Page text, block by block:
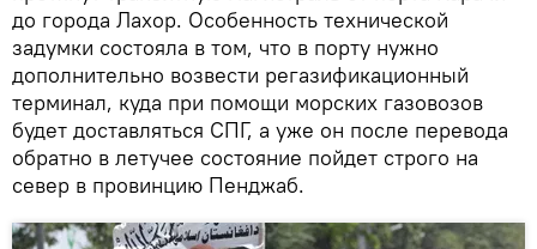
до города Лахор. Особенность технической
задумки состояла в том, что в порту нужно
дополнительно возвести регазификационный
терминал, куда при помощи морских газовозов
будет доставляться СПГ, а уже он после перевода
обратно в летучее состояние пойдет строго на
север в провинцию Пенджаб.